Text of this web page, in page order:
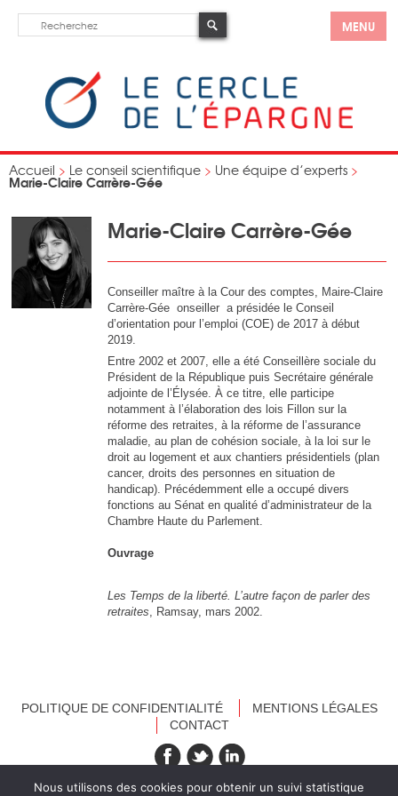
MENU
Accueil > Le conseil scientifique > Une équipe d’experts >
Marie-Claire Carrère-Gée
Marie-Claire Carrère-Gée
Conseiller maître à la Cour des comptes, Maire-Claire
Carrère-Gée onseiller a présidée le Conseil
d’orientation pour l’emploi (COE) de 2017 à début
2019.
Entre 2002 et 2007, elle a été Conseillère sociale du
Président de la République puis Secrétaire générale
adjointe de l’Élysée. À ce titre, elle participe
notamment à l’élaboration des lois Fillon sur la
réforme des retraites, à la réforme de l’assurance
maladie, au plan de cohésion sociale, à la loi sur le
droit au logement et aux chantiers présidentiels (plan
cancer, droits des personnes en situation de
handicap). Précédemment elle a occupé divers
fonctions au Sénat en qualité d’administrateur de la
Chambre Haute du Parlement.
Ouvrage
Les Temps de la liberté. L’autre façon de parler des
retraites, Ramsay, mars 2002.
POLITIQUE DE CONFIDENTIALITÉ
MENTIONS LÉGALES
CONTACT
recevez nos newsletters
Nous utilisons des cookies pour obtenir un suivi statistique